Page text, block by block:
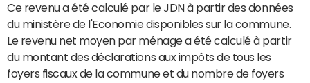
Ce revenu a été calculé par le JDN à partir des données
du ministère de l'Economie disponibles sur la commune.
Le revenu net moyen par ménage a été calculé à partir
du montant des déclarations aux impôts de tous les
foyers fiscaux de la commune et du nombre de foyers